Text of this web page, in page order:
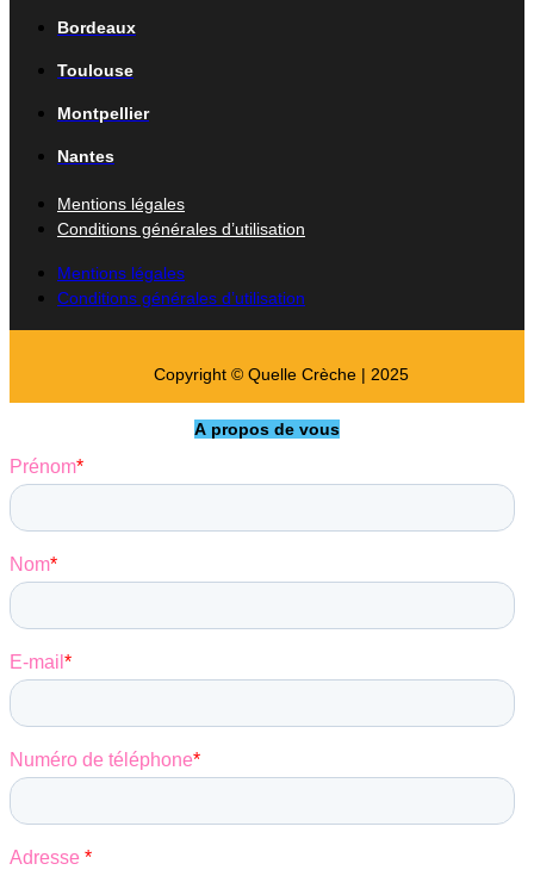
Bordeaux
Toulouse
Montpellier
Nantes
Mentions légales
Conditions générales d’utilisation
Mentions légales
Conditions générales d’utilisation
Copyright © Quelle Crèche | 2025